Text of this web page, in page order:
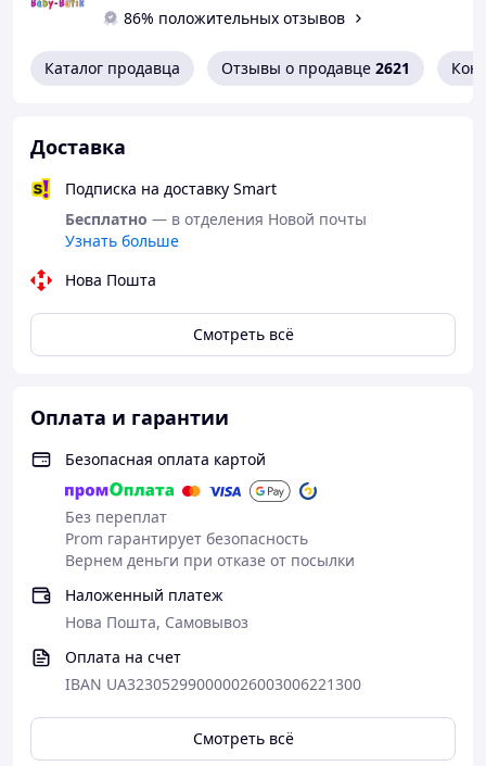
86% положительных отзывов
Каталог продавца Отзывы о продавце 2621
Доставка
Подписка на доставку Smart
Бесплатно — в отделения Новой почты
Узнать больше
Нова Пошта
Смотреть всё
Оплата и гарантии
Безопасная оплата картой
Без переплат
Prom гарантирует безопасность
Вернем деньги при отказе от посылки
Наложенный платеж
Нова Пошта, Самовывоз
Оплата на счет
IBAN UA323052990000026003006221300
Смотреть всё